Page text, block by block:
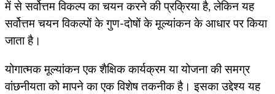
में से सर्वोत्तम विकल्प का चयन करने की प्रक्रिया है, लेकिन यह
सर्वोत्तम चयन विकल्पों के गुण-दोषों के मूल्यांकन के आधार पर किया
जाता है।
योगात्मक मूल्यांकन एक शैक्षिक कार्यक्रम या योजना की समग्र
वांछनीयता को मापने का एक विशेष तकनीक है। इसका उद्देश्य यह